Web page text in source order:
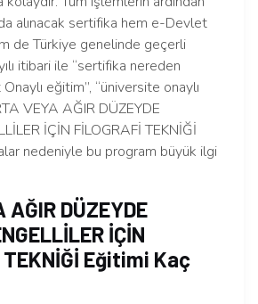
alınacak sertifika hem e-Devlet
de Türkiye genelinde geçerli
itibari ile “sertifika nereden
Onaylı eğitim”, “üniversite onaylı
VEYA AĞIR DÜZEYDE
İÇİN FİLOGRAFİ TEKNİĞİ
nedeniyle bu program büyük ilgi
AĞIR DÜZEYDE
İÇİN
TEKNİĞİ Eğitimi Kaç